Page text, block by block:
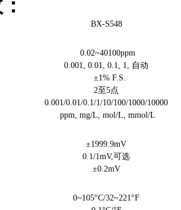
BX-S548
0.02~40100ppm
0.001, 0.01, 0.1, 1, 自动
±1% F.S.
2至5点
0.001/0.01/0.1/1/10/100/1000/10000
ppm, mg/L, mol/L, mmol/L
±1999.9mV
0.1/1mV,可选
±0.2mV
0~105°C/32~221°F